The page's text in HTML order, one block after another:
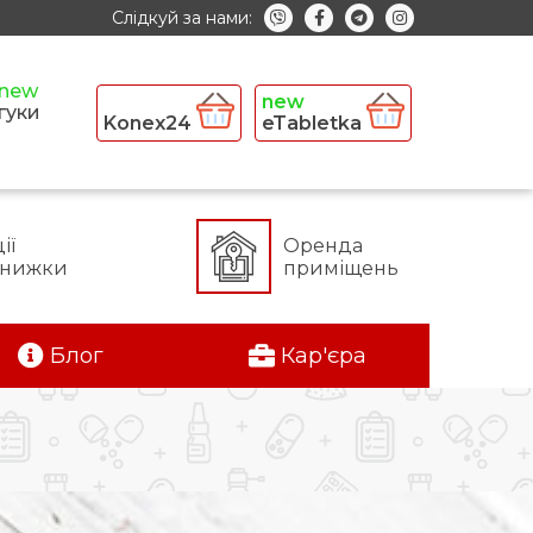
Слідкуй за нами:
Konex24 eTabletka
Оренда
приміщень
Блог Кар'єра